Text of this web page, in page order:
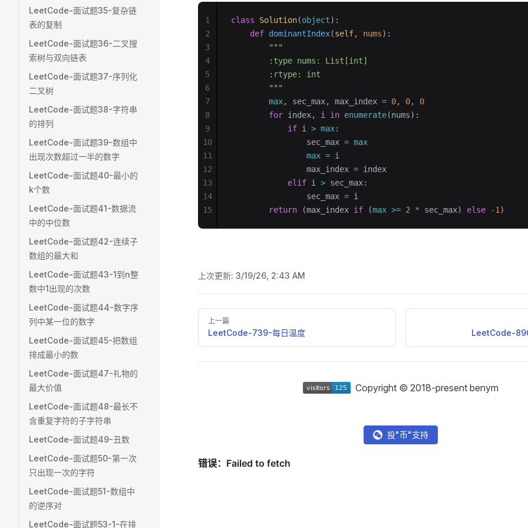
LeetCode-面试题35-复杂链
表的复制
LeetCode-面试题36-二叉搜
索树与双向链表
LeetCode-面试题37-序列化
二叉树
LeetCode-面试题38-字符串
的排列
LeetCode-面试题39-数组中
出现次数超过一半的数字
LeetCode-面试题40-最小的
k个数
LeetCode-面试题41-数据流
中的中位数
LeetCode-面试题42-连续子
数组的最大和
LeetCode-面试题43-1到n整
数中1出现的次数
LeetCode-面试题44-数字序
列中某一位的数字
LeetCode-面试题45-把数组
排成最小的数
LeetCode-面试题47-礼物的
最大价值
LeetCode-面试题48-最长不
含重复字符的子字符串
LeetCode-面试题49-丑数
LeetCode-面试题50-第一次
只出现一次的字符
LeetCode-面试题51-数组中
的逆序对
LeetCode-面试题53-1-在排
class Solution(object):
    def
dominantIndex(self, nums):
        """
        :type nums: List[int]
        :rtype: int
        """
        max
, sec_max, max_index = 0, 0, 0
        for
index, i in enumerate(nums):
            if
i > max:
                sec_max
= max
                max
= i
                max_index
= index
            elif
i > sec_max:
                sec_max
= i
        return
(max_index if (max >= 2 * sec_max) else -1 )
1
2
3
4
5
6
7
8
9
10
11
12
13
14
15
上次更新: 3/19/26, 2:43 AM
Pager
上一篇
LeetCode-739-每日温度 LeetCode-
Copyright © 2018-present benym
投"币"支持